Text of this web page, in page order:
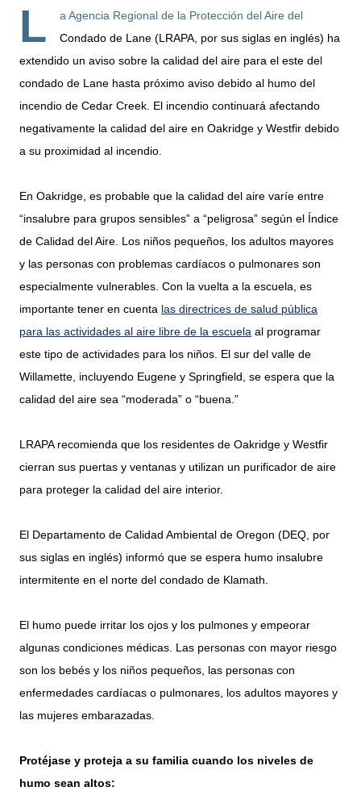
L
a Agencia Regional de la Protección del Aire del
Condado de Lane (LRAPA, por sus siglas en inglés) ha
extendido un aviso sobre la calidad del aire para el este del
condado de Lane hasta próximo aviso debido al humo del
incendio de Cedar Creek. El incendio continuará afectando
negativamente la calidad del aire en Oakridge y Westfir debido
a su proximidad al incendio.
En Oakridge, es probable que la calidad del aire varíe entre
“insalubre para grupos sensibles” a “peligrosa” según el Índice
de Calidad del Aire. Los niños pequeños, los adultos mayores
y las personas con problemas cardíacos o pulmonares son
especialmente vulnerables. Con la vuelta a la escuela, es
importante tener en cuenta las directrices de salud pública
para las actividades al aire libre de la escuela al programar
este tipo de actividades para los niños. El sur del valle de
Willamette, incluyendo Eugene y Springfield, se espera que la
calidad del aire sea “moderada” o “buena.”
LRAPA recomienda que los residentes de Oakridge y Westfir
cierran sus puertas y ventanas y utilizan un purificador de aire
para proteger la calidad del aire interior.
El Departamento de Calidad Ambiental de Oregon (DEQ, por
sus siglas en inglés) informó que se espera humo insalubre
intermitente en el norte del condado de Klamath.
El humo puede irritar los ojos y los pulmones y empeorar
algunas condiciones médicas. Las personas con mayor riesgo
son los bebés y los niños pequeños, las personas con
enfermedades cardíacas o pulmonares, los adultos mayores y
las mujeres embarazadas.
Protéjase y proteja a su familia cuando los niveles de
humo sean altos: